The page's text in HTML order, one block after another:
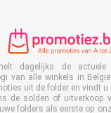
dagelijks de actuele
van alle winkels in
uit de folder en vindt u
de solden of uitverkoop
folders als eerste op